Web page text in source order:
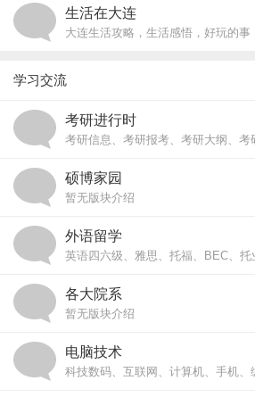
生活在大连
学习交流
考研进行时
硕博家园
暂无版块介绍
外语留学
各大院系
暂无版块介绍
电脑技术
科技数码、互联网、计算机、手机